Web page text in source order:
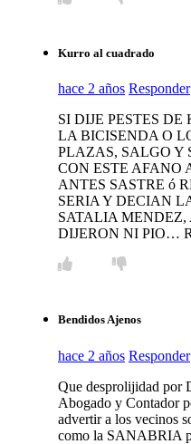
Kurro al cuadrado
hace 2 años Responder
SI DIJE PESTES DE
LA BICISENDA O
PLAZAS, SALGO Y
CON ESTE AFANO
ANTES SASTRE ó
SERIA Y DECIAN
SATALIA
DIJERON NI PIO…
Bendidos Ajenos
hace 2 años Responder
Que desprolijidad por
Abogado y Contador
advertir a los vecinos
como la SANABRIA